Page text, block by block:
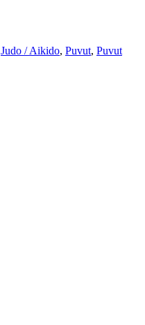
Judo / Aikido, Puvut, Puvut